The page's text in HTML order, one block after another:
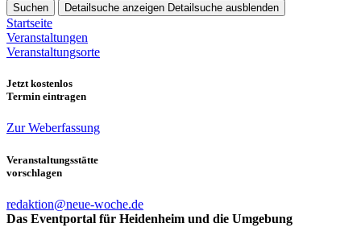
Suchen Detailsuche anzeigen Detailsuche ausblenden
Startseite
Veranstaltungen
Veranstaltungsorte
Jetzt kostenlos
Termin eintragen
Zur Weberfassung
Veranstaltungsstätte
vorschlagen
redaktion@neue-woche.de
Das Eventportal für Heidenheim und die Umgebung